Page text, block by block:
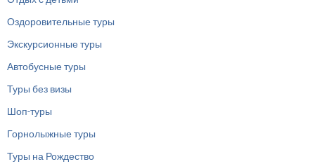
Оздоровительные туры
Экскурсионные туры
Автобусные туры
Туры без визы
Шоп-туры
Горнолыжные туры
Туры на Рождество